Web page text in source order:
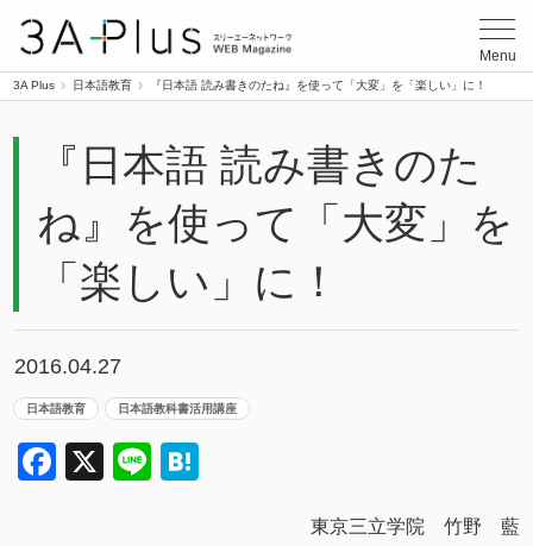
Menu
3A Plus 日本語教育 『日本語 読み書きのたね』を使って「大変」を「楽しい」に！
『日本語 読み書きのた
ね』を使って「大変」を
「楽しい」に！
2016.04.27
日本語教育 日本語教科書活用講座
Facebook
X Line
東京三立学院 竹野 藍